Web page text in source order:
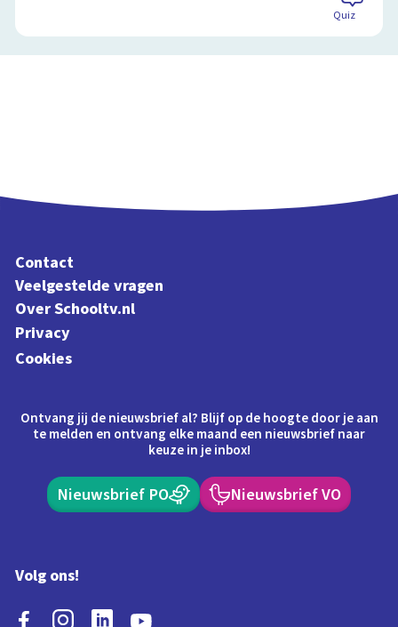
Quiz
Contact
Veelgestelde vragen
Over Schooltv.nl
Privacy
Cookies
Ontvang jij de nieuwsbrief al? Blijf op de hoogte door je aan
te melden en ontvang elke maand een nieuwsbrief naar
keuze in je inbox!
Nieuwsbrief PO Nieuwsbrief VO
Volg ons!